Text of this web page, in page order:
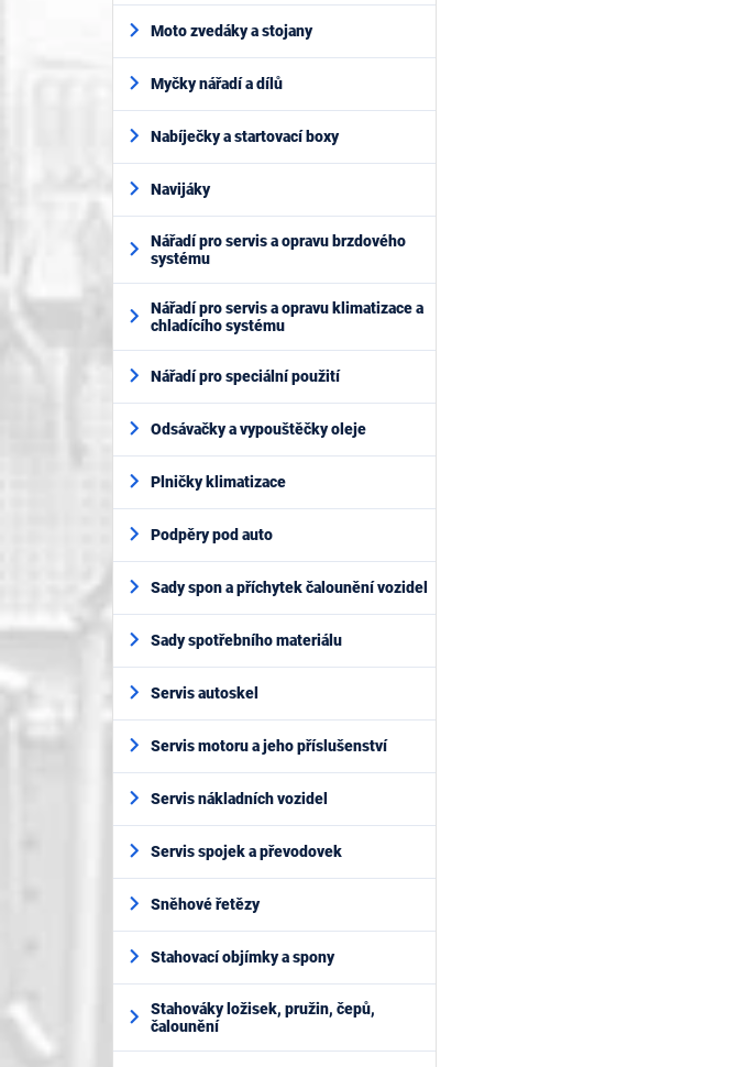
Moto zvedáky a stojany
Myčky nářadí a dílů
Nabíječky a startovací boxy
Navijáky
Nářadí pro servis a opravu brzdového
systému
Nářadí pro servis a opravu klimatizace a
chladícího systému
Nářadí pro speciální použití
Odsávačky a vypouštěčky oleje
Plničky klimatizace
Podpěry pod auto
Sady spon a příchytek čalounění vozidel
Sady spotřebního materiálu
Servis autoskel
Servis motoru a jeho příslušenství
Servis nákladních vozidel
Servis spojek a převodovek
Sněhové řetězy
Stahovací objímky a spony
Stahováky ložisek, pružin, čepů,
čalounění